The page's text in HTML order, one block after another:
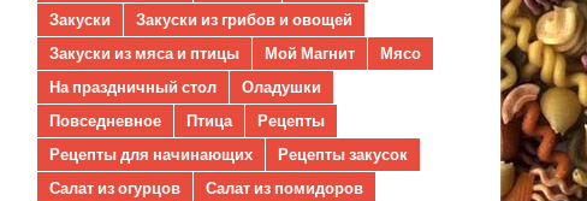
Закуски
Закуски из грибов и овощей
Закуски из мяса и птицы
Мой Магнит
Мясо
На праздничный стол
Оладушки
Повседневное
Птица
Рецепты
Рецепты для начинающих
Рецепты закусок
Салат из огурцов
Салат из помидоров